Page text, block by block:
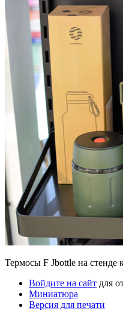
Термосы F Jbottle на
Войдите на сайт для
Миниатюра
Версия для печати